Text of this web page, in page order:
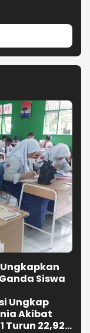
Siswa
Ungkap
Akibat
Turun 22,92